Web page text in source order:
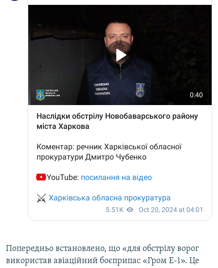
Попередньо встановлено, що «для обстрілу ворог
використав авіаційний боєприпас «Гром Е-1». Це